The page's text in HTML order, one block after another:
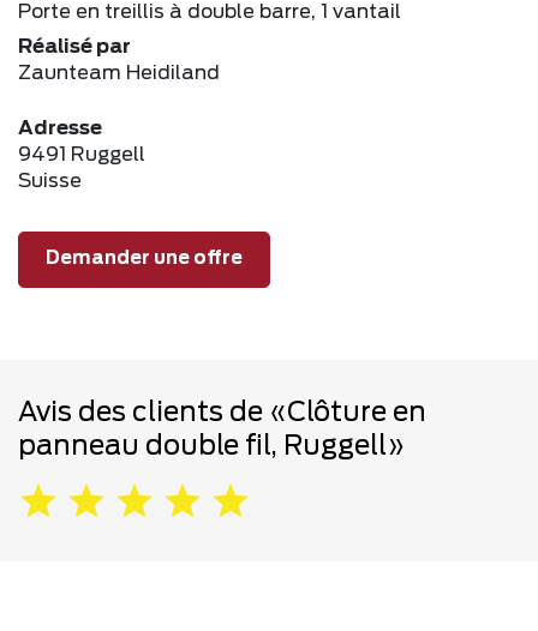
Porte en treillis à double barre, 1 vantail
Réalisé par
Zaunteam Heidiland
Adresse
9491 Ruggell
Suisse
Demander une offre
Avis des clients de «Clôture en
panneau double fil, Ruggell»